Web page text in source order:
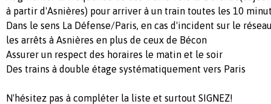
à partir d'Asnières) pour arriver à un train toutes les 10
Dans le sens La Défense/Paris, en cas d'incident sur le
les arrêts à Asnières en plus de ceux de Bécon
Assurer un respect des horaires le matin et le soir
Des trains à double étage systématiquement vers Paris
N'hésitez pas à compléter la liste et surtout SIGNEZ!